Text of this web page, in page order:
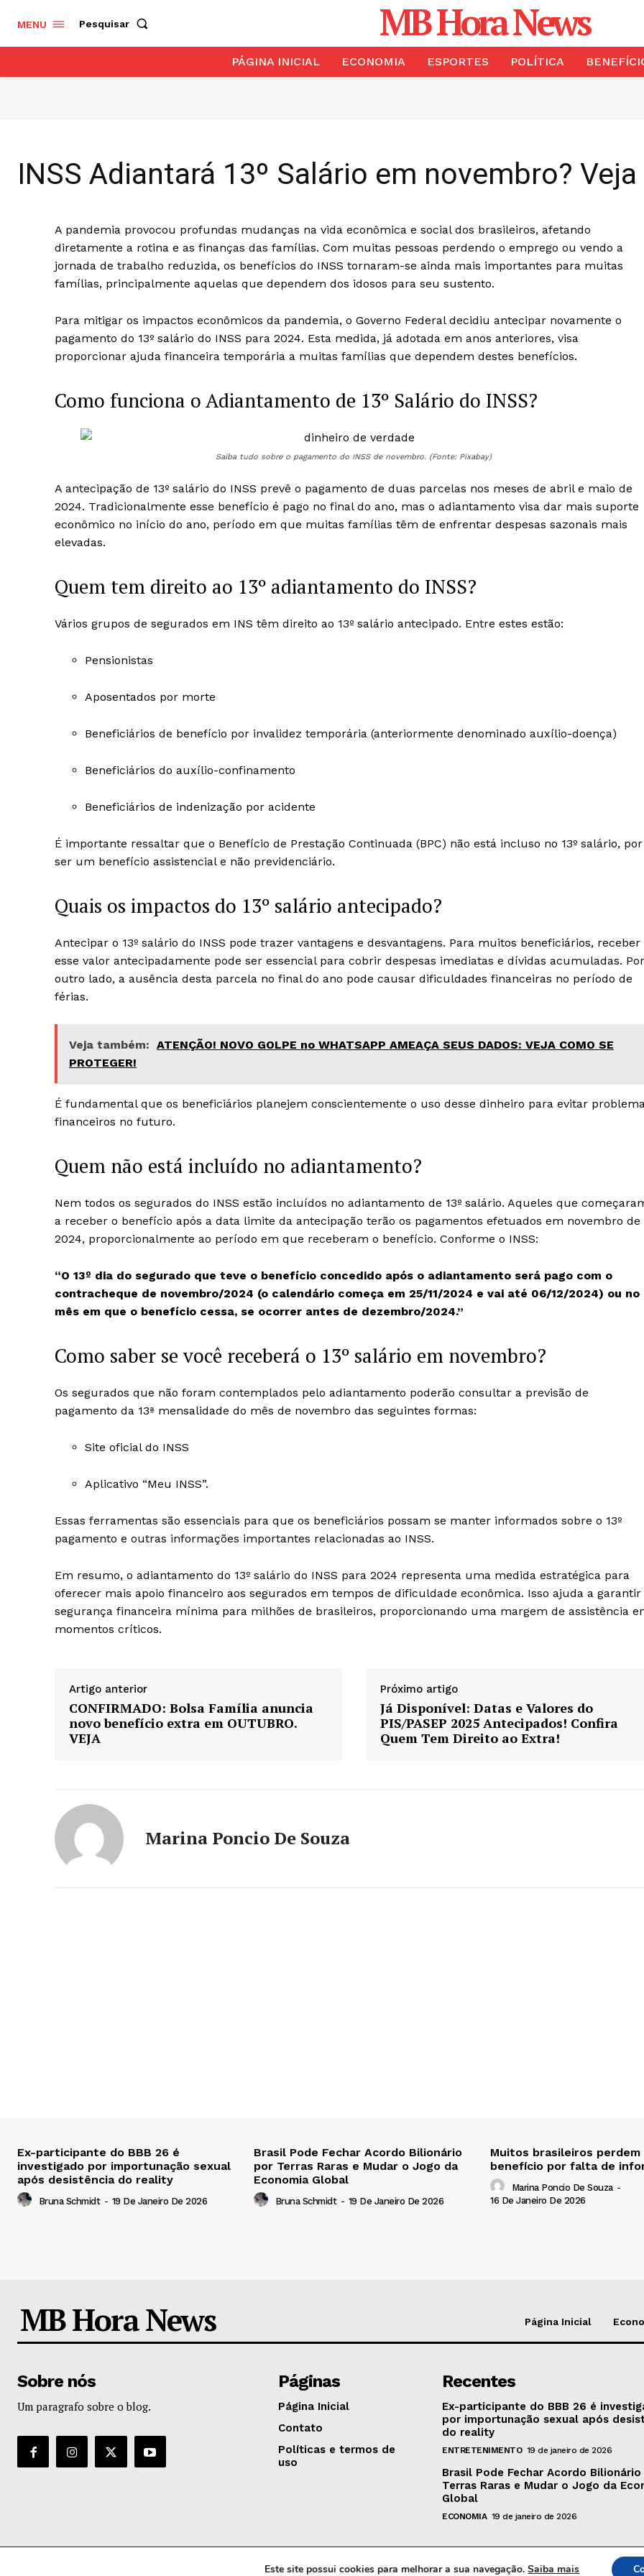
MENU Pesquisar MB Hora News
PÁGINA INICIAL ECONOMIA ESPORTES POLÍTICA
INSS Adiantará 13º Salário em novembro? Veja
A pandemia provocou profundas mudanças na vida econômica e social dos brasileiros, afetando
diretamente a rotina e as finanças das famílias. Com muitas pessoas perdendo o emprego ou vendo a
jornada de trabalho reduzida, os benefícios do INSS tornaram-se ainda mais importantes para muitas
famílias, principalmente aquelas que dependem dos idosos para seu sustento.
Para mitigar os impactos econômicos da pandemia, o Governo Federal decidiu antecipar novamente o
pagamento do 13º salário do INSS para 2024. Esta medida, já adotada em anos anteriores, visa
proporcionar ajuda financeira temporária a muitas famílias que dependem destes benefícios.
Como funciona o Adiantamento de 13º Salário do INSS?
Saiba tudo sobre o pagamento do INSS de novembro. (Fonte: Pixabay)
A antecipação de 13º salário do INSS prevê o pagamento de duas parcelas nos meses de abril e maio de
2024. Tradicionalmente esse benefício é pago no final do ano, mas o adiantamento visa dar mais suporte
econômico no início do ano, período em que muitas famílias têm de enfrentar despesas sazonais mais
elevadas.
Quem tem direito ao 13º adiantamento do INSS?
Vários grupos de segurados em INS têm direito ao 13º salário antecipado. Entre estes estão:
Pensionistas
Aposentados por morte
Beneficiários de benefício por invalidez temporária (anteriormente denominado auxílio-doença)
Beneficiários do auxílio-confinamento
Beneficiários de indenização por acidente
É importante ressaltar que o Benefício de Prestação Continuada (BPC) não está incluso no 13º salário, por
ser um benefício assistencial e não previdenciário.
Quais os impactos do 13º salário antecipado?
Antecipar o 13º salário do INSS pode trazer vantagens e desvantagens. Para muitos beneficiários, receber
esse valor antecipadamente pode ser essencial para cobrir despesas imediatas e dívidas acumuladas. Por
outro lado, a ausência desta parcela no final do ano pode causar dificuldades financeiras no período de
férias.
Veja também: ATENÇÃO! NOVO GOLPE no WHATSAPP AMEAÇA SEUS DADOS: VEJA COMO SE
PROTEGER!
É fundamental que os beneficiários planejem conscientemente o uso desse dinheiro para evitar
financeiros no futuro.
Quem não está incluído no adiantamento?
Nem todos os segurados do INSS estão incluídos no adiantamento de 13º salário. Aqueles que
a receber o benefício após a data limite da antecipação terão os pagamentos efetuados em novembro de
2024, proporcionalmente ao período em que receberam o benefício. Conforme o INSS:
“O 13º dia do segurado que teve o benefício concedido após o adiantamento será pago com o
contracheque de novembro/2024 (o calendário começa em 25/11/2024 e vai até 06/12/2024) ou no
mês em que o benefício cessa, se ocorrer antes de dezembro/2024.”
Como saber se você receberá o 13º salário em novembro?
Os segurados que não foram contemplados pelo adiantamento poderão consultar a previsão de
pagamento da 13ª mensalidade do mês de novembro das seguintes formas:
Site oficial do INSS
Aplicativo “Meu INSS”.
Essas ferramentas são essenciais para que os beneficiários possam se manter informados sobre o 13º
pagamento e outras informações importantes relacionadas ao INSS.
Em resumo, o adiantamento do 13º salário do INSS para 2024 representa uma medida estratégica para
oferecer mais apoio financeiro aos segurados em tempos de dificuldade econômica. Isso ajuda a garantir
segurança financeira mínima para milhões de brasileiros, proporcionando uma margem de assistência
momentos críticos.
Artigo anterior
CONFIRMADO: Bolsa Família anuncia
novo benefício extra em OUTUBRO.
VEJA
Próximo artigo
Já Disponível: Datas e Valores do
PIS/PASEP 2025 Antecipados! Confira
Quem Tem Direito ao Extra!
Marina Poncio De Souza
Ex-participante do BBB 26 é
investigado por importunação sexual
após desistência do reality
Bruna Schmidt - 19 De Janeiro De 2026
Brasil Pode Fechar Acordo Bilionário
por Terras Raras e Mudar o Jogo da
Economia Global
Bruna Schmidt - 19 De Janeiro De 2026
Muitos brasileiros perdem
benefício por falta de
Marina Poncio De Souza -
16 De Janeiro De 2026
MB Hora News Página Inicial
Sobre nós
Um paragrafo sobre o blog.
Páginas
Página Inicial
Contato
Políticas e termos de
uso
Recentes
Ex-participante do BBB 26 é
por importunação sexual após
do reality
ENTRETENIMENTO 19 de janeiro de 2026
Brasil Pode Fechar Acordo
Terras Raras e Mudar o Jogo da
Global
ECONOMIA 19 de janeiro de 2026
© 2024 MB Hora News | Todos os direitos reservados.
Este site possui cookies para melhorar a sua navegação.Saiba mais